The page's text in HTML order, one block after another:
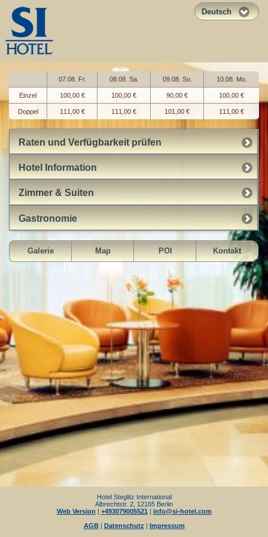
Deutsch
07.08. Fr. 08.08. Sa. 09.08. So. 10.08. Mo.
Einzel 100,00 € 100,00 € 90,00 € 100,00 €
Doppel 111,00 € 111,00 € 101,00 € 111,00 €
Raten und Verfügbarkeit prüfen
Hotel Information
Zimmer & Suiten
Gastronomie
Galerie Map POI Kontakt
Hotel Steglitz International
Albrechtstr. 2, 12165 Berlin
Web Version | +493079005521 | info@si-hotel.com
AGB| Datenschutz | Impressum